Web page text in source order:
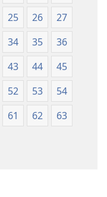
2019)2019)
25 26
27
34 35
36
43 44
45
52 53
54
61 62
63